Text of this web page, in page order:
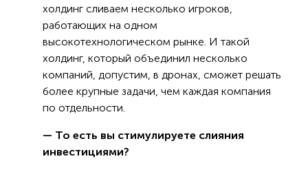
холдинг сливаем несколько игроков,
работающих на одном
высокотехнологическом рынке. И такой
холдинг, который объединил несколько
компаний, допустим, в дронах, сможет решать
более крупные задачи, чем каждая компания
по отдельности.
— То есть вы стимулируете слияния
инвестициями?